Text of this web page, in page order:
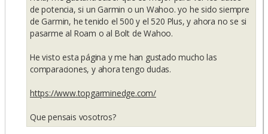
de potencia, si un Garmin o un Wahoo. yo he sido siempre
de Garmin, he tenido el 500 y el 520 Plus, y ahora no se si
pasarme al Roam o al Bolt de Wahoo.
He visto esta página y me han gustado mucho las
comparaciones, y ahora tengo dudas.
https://www.topgarminedge.com/
Que pensais vosotros?